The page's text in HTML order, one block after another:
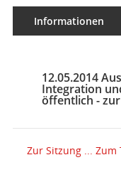
Informationen
12.05.2014
Integration
öffentlich -
Zur Sitzung ... Zum